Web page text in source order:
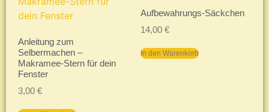
Anleitung zum
Selbermachen –
Makramee-Stern für dein
Fenster
3,00 €
Aufbewahrungs-Säckchen
14,00 €
In den Warenkorb